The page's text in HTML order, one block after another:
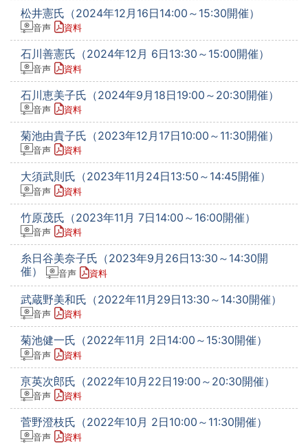
松井憲氏（2024年12月16日14:00～15:30開催）
音声 資料
石川善憲氏（2024年12月 6日13:30～15:00開催）
音声 資料
石川恵美子氏（2024年9月18日19:00～20:30開催）
音声 資料
菊池由貴子氏（2023年12月17日10:00～11:30開催）
音声 資料
大須武則氏（2023年11月24日13:50～14:45開催）
音声 資料
竹原茂氏（2023年11月 7日14:00～16:00開催）
音声 資料
糸日谷美奈子氏（2023年9月26日13:30～14:30開
催）
音声 資料
武蔵野美和氏（2022年11月29日13:30～14:30開催）
音声 資料
菊池健一氏（2022年11月 2日14:00～15:30開催）
音声 資料
亰英次郎氏（2022年10月22日19:00～20:30開催）
音声 資料
菅野澄枝氏（2022年10月 2日10:00～11:30開催）
音声 資料